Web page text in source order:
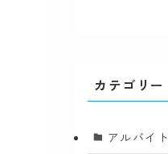
カテゴリー
アルバイト